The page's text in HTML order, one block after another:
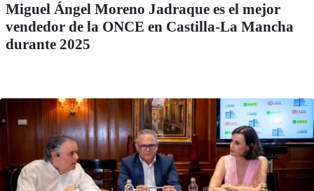
Miguel Ángel Moreno Jadraque es el mejor
vendedor de la ONCE en Castilla-La Mancha
durante 2025